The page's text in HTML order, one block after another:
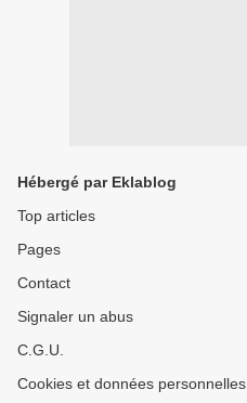
Hébergé par Eklablog
Top articles
Pages
Contact
Signaler un abus
C.G.U.
Cookies et données personnelles